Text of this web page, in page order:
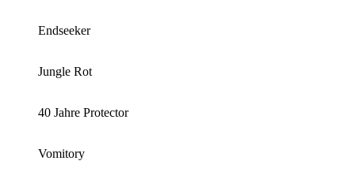
Endseeker
Jungle Rot
40 Jahre Protector
Vomitory